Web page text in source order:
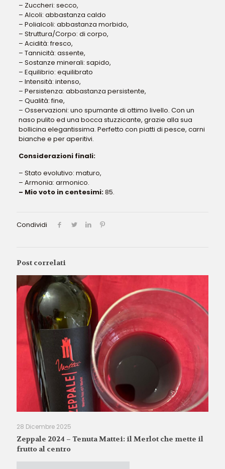
– Zuccheri: secco,
– Alcoli: abbastanza caldo
– Polialcoli: abbastanza morbido,
– Struttura/Corpo: di corpo,
– Acidità: fresco,
– Tannicità: assente,
– Sostanze minerali: sapido,
– Equilibrio: equilibrato
– Intensità: intenso,
– Persistenza: abbastanza persistente,
– Qualità: fine,
– Osservazioni: uno spumante di ottimo livello. Con un
naso pulito ed una bocca stuzzicante, grazie alla sua
bollicina elegantissima. Perfetto con piatti di pesce, carni
bianche e per aperitivi.
Considerazioni finali:
– Stato evolutivo: maturo,
– Armonia: armonico.
– Mio voto in centesimi:85.
Condividi
Post correlati
28 Dicembre 2025
Zeppale 2024 – Tenuta Mattei: il Merlot che mette il
frutto al centro